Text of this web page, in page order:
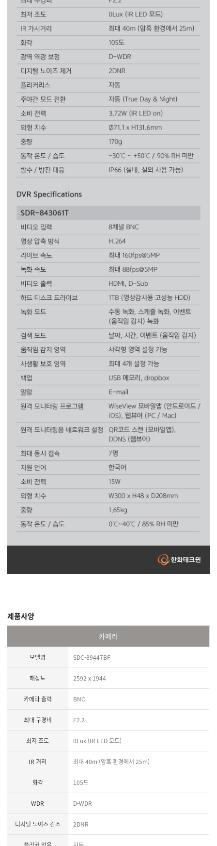
제품사양
카메라
모델명 SDC-89447BF
해상도 2592 x 1944
카메라 출력 BNC
최대 구경비 F2.2
최저 조도 0Lux (IR LED 모드)
IR 거리 최대 40m (암흑 환경에서 25m)
화각 105도
WDR D-WDR
디지털 노이즈 감소 2DNR